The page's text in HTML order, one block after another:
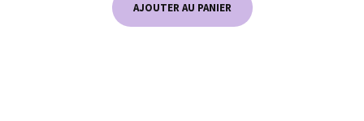
AJOUTER AU PANIER